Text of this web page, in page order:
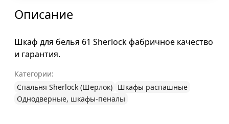
Описание
Шкаф для белья 61 Sherlock фабричное качество
и гарантия.
Категории:
Спальня Sherlock (Шерлок) Шкафы распашные
Однодверные, шкафы-пеналы